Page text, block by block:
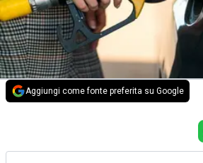
Aggiungi come fonte preferita su Google